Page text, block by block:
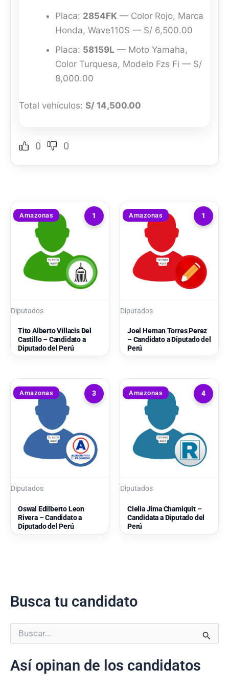
Placa: 2854FK — Color Rojo, Marca
Honda, Wave110S — S/ 6,500.00
Placa: 58159L — Moto Yamaha,
Color Turquesa, Modelo Fzs Fi — S/
8,000.00
Total vehículos: S/ 14,500.00
0 0
1
Amazonas
Diputados
Tito Alberto Villacis Del
Castillo – Candidato a
Diputado del Perú
1
Amazonas
Diputados
Joel Hernan Torres Perez
– Candidato a Diputado del
Perú
3
Amazonas
Diputados
Oswal Edilberto Leon
Rivera – Candidato a
Diputado del Perú
4
Amazonas
Diputados
Clelia Jima Chamiquit –
Candidata a Diputado del
Perú
Busca tu candidato
u
c
Así opinan de los candidatos